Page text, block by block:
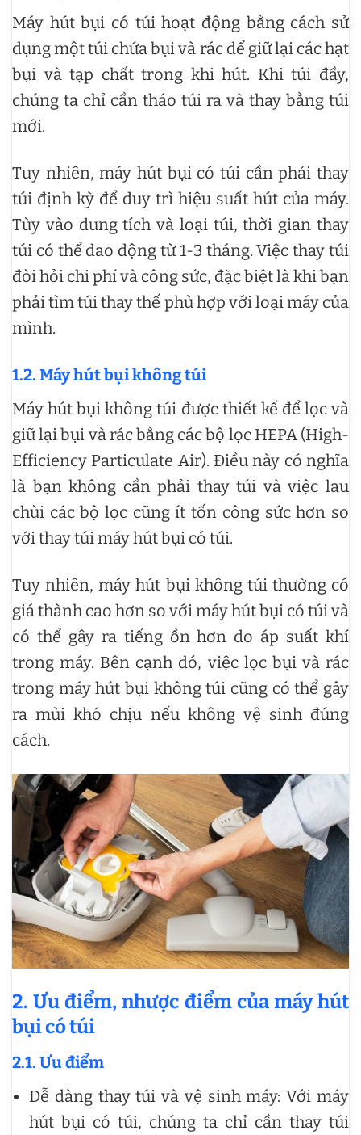
Máy hút bụi có túi hoạt động bằng cách sử
dụng một túi chứa bụi và rác để giữ lại các hạt
bụi và tạp chất trong khi hút. Khi túi đầy,
chúng ta chỉ cần tháo túi ra và thay bằng túi
mới.
Tuy nhiên, máy hút bụi có túi cần phải thay
túi định kỳ để duy trì hiệu suất hút của máy.
Tùy vào dung tích và loại túi, thời gian thay
túi có thể dao động từ 1-3 tháng. Việc thay túi
đòi hỏi chi phí và công sức, đặc biệt là khi bạn
phải tìm túi thay thế phù hợp với loại máy của
mình.
1.2. Máy hút bụi không túi
Máy hút bụi không túi được thiết kế để lọc và
giữ lại bụi và rác bằng các bộ lọc HEPA (High-
Efficiency Particulate Air). Điều này có nghĩa
là bạn không cần phải thay túi và việc lau
chùi các bộ lọc cũng ít tốn công sức hơn so
với thay túi máy hút bụi có túi.
Tuy nhiên, máy hút bụi không túi thường có
giá thành cao hơn so với máy hút bụi có túi và
có thể gây ra tiếng ồn hơn do áp suất khí
trong máy. Bên cạnh đó, việc lọc bụi và rác
trong máy hút bụi không túi cũng có thể gây
ra mùi khó chịu nếu không vệ sinh đúng
cách.
2. Ưu điểm, nhược điểm của máy hút
bụi có túi
2.1. Ưu điểm
Dễ dàng thay túi và vệ sinh máy: Với máy
hút bụi có túi, chúng ta chỉ cần thay túi